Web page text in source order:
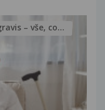
– vše, co...